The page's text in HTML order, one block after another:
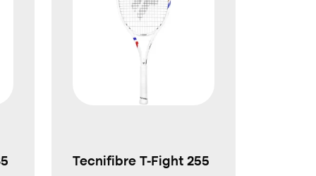
Tecnifibre T-Fight 255